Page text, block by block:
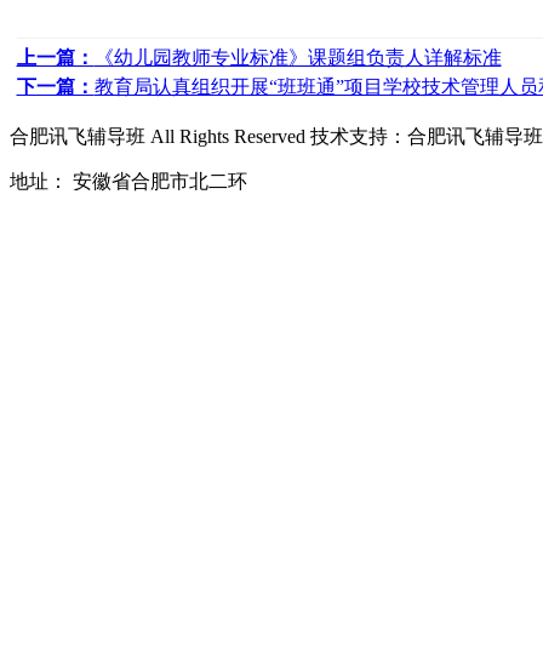
上一篇：
《幼儿园教师专业标准》课题组负责人详解标准
下一篇： 教育局认真组织开展“班班通”项目学校技术管理人
合肥讯飞辅导班 All Rights Reserved 技术支持： 合肥讯飞辅导班
地址： 安徽省合肥市北二环